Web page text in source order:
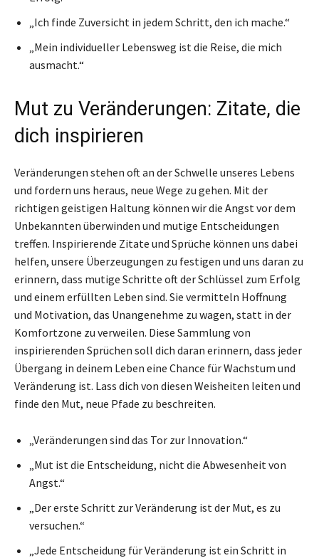
„Ich finde Zuversicht in jedem Schritt, den ich mache.“
„Mein individueller Lebensweg ist die Reise, die mich
ausmacht.“
Mut zu Veränderungen: Zitate, die
dich inspirieren
Veränderungen stehen oft an der Schwelle unseres Lebens
und fordern uns heraus, neue Wege zu gehen. Mit der
richtigen geistigen Haltung können wir die Angst vor dem
Unbekannten überwinden und mutige Entscheidungen
treffen. Inspirierende Zitate und Sprüche können uns dabei
helfen, unsere Überzeugungen zu festigen und uns daran zu
erinnern, dass mutige Schritte oft der Schlüssel zum Erfolg
und einem erfüllten Leben sind. Sie vermitteln Hoffnung
und Motivation, das Unangenehme zu wagen, statt in der
Komfortzone zu verweilen. Diese Sammlung von
inspirierenden Sprüchen soll dich daran erinnern, dass jeder
Übergang in deinem Leben eine Chance für Wachstum und
Veränderung ist. Lass dich von diesen Weisheiten leiten und
finde den Mut, neue Pfade zu beschreiten.
„Veränderungen sind das Tor zur Innovation.“
„Mut ist die Entscheidung, nicht die Abwesenheit von
Angst.“
„Der erste Schritt zur Veränderung ist der Mut, es zu
versuchen.“
„Jede Entscheidung für Veränderung ist ein Schritt in